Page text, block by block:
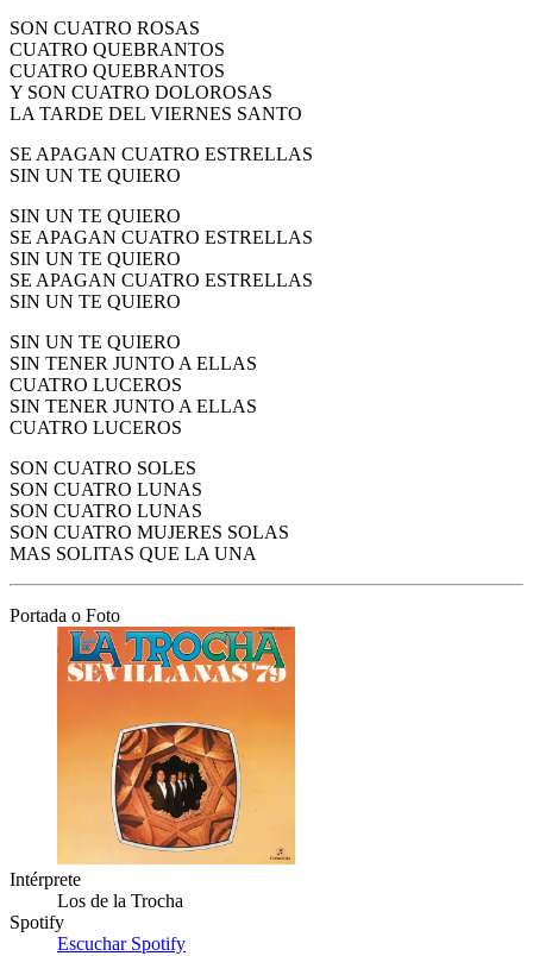
SON CUATRO ROSAS
CUATRO QUEBRANTOS
CUATRO QUEBRANTOS
Y SON CUATRO DOLOROSAS
LA TARDE DEL VIERNES SANTO
SE APAGAN CUATRO ESTRELLAS
SIN UN TE QUIERO
SIN UN TE QUIERO
SE APAGAN CUATRO ESTRELLAS
SIN UN TE QUIERO
SE APAGAN CUATRO ESTRELLAS
SIN UN TE QUIERO
SIN UN TE QUIERO
SIN TENER JUNTO A ELLAS
CUATRO LUCEROS
SIN TENER JUNTO A ELLAS
CUATRO LUCEROS
SON CUATRO SOLES
SON CUATRO LUNAS
SON CUATRO LUNAS
SON CUATRO MUJERES SOLAS
MAS SOLITAS QUE LA UNA
Portada o Foto
Intérprete
Los de la Trocha
Spotify
Escuchar Spotify